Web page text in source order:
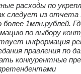
расходы по
следует из отчета
более 1млн.рублей.
по выбору
информация
правления по
конкурентные